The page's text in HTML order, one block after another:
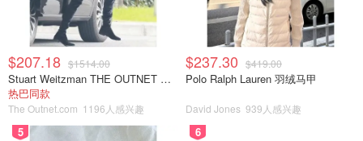
《暴力史》（A History of Violence） (2005)
《越空狂龙》（Demolition Man） (1993)
$207.18 $1514.00
Stuart Weitzman THE OUTNET 麂皮过膝靴 黑色
热巴同款
The Outnet.com 1196人感兴趣
$237.30 $419.00
Polo Ralph Lauren 羽绒马甲
David Jones 939人感兴趣
5 6